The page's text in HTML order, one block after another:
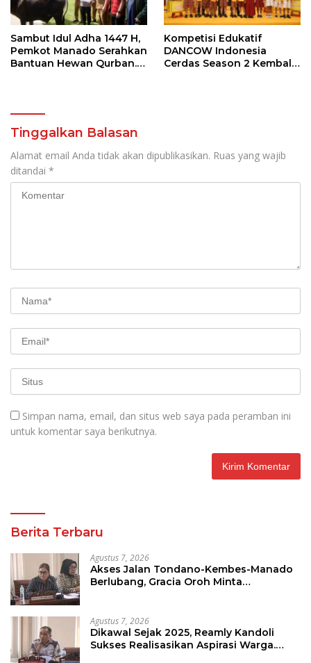
Sambut Idul Adha 1447 H,
Pemkot Manado Serahkan
Bantuan Hewan Qurban.
Kompetisi Edukatif
DANCOW Indonesia
Cerdas Season 2 Kembali
Tinggalkan Balasan
Alamat email Anda tidak akan dipublikasikan. Ruas yang wajib
ditandai *
Simpan nama, email, dan situs web saya pada peramban ini
untuk komentar saya berikutnya.
Berita Terbaru
Agustus 7, 2026
Akses Jalan Tondano-Kembes-Manado
Berlubang, Gracia Oroh Minta
Agustus 7, 2026
Dikawal Sejak 2025, Reamly Kandoli
Sukses Realisasikan Aspirasi Warga.